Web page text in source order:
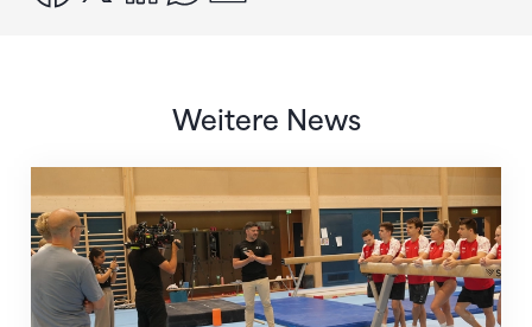
Weitere News
Mit klaren Zielen nach Zagreb